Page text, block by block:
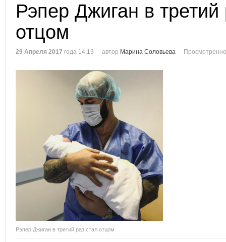
Рэпер Джиган в третий
отцом
29 Апреля 2017 года 14:13 автор Марина Соловьева
Рэпер Джиган в третий раз стал отцом